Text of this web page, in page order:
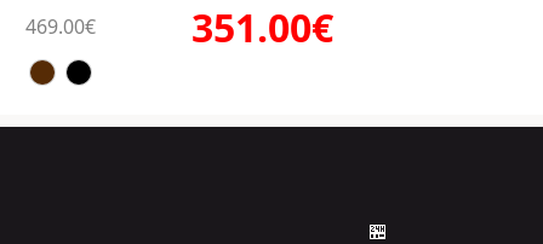
469.00€
351.00€
🏪